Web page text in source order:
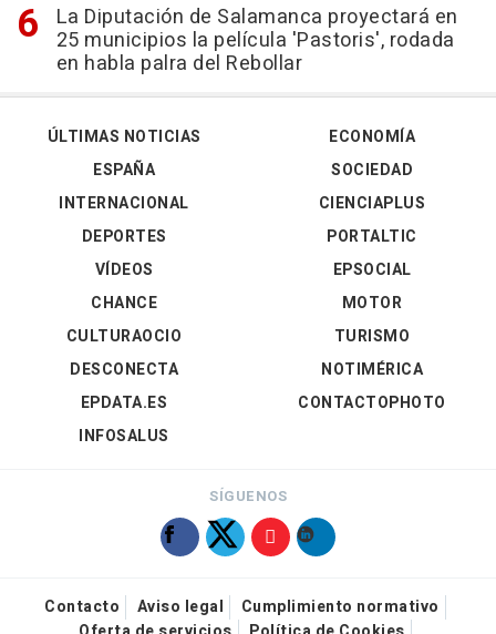
La Diputación de Salamanca proyectará en
25 municipios la película 'Pastoris', rodada
en habla palra del Rebollar
ÚLTIMAS NOTICIAS
ESPAÑA
INTERNACIONAL
DEPORTES
VÍDEOS
ECONOMÍA
SOCIEDAD
CIENCIAPLUS
PORTALTIC
EPSOCIAL
CHANCE
CULTURAOCIO
DESCONECTA
EPDATA.ES
INFOSALUS
MOTOR
TURISMO
NOTIMÉRICA
CONTACTOPHOTO
SÍGUENOS
Contacto Aviso legal
Cumplimiento normativo